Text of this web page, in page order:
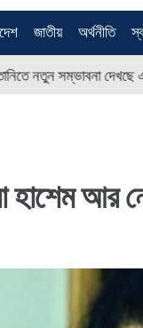
জাতীয় অর্থনীতি
দেখছে এফবিসিসিআই
হাশেম আর